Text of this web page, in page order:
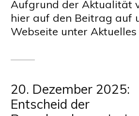
Aufgrund der Aktualität
hier auf den Beitrag auf
Webseite unter Aktuelles
20. Dezember 2025:
Entscheid der